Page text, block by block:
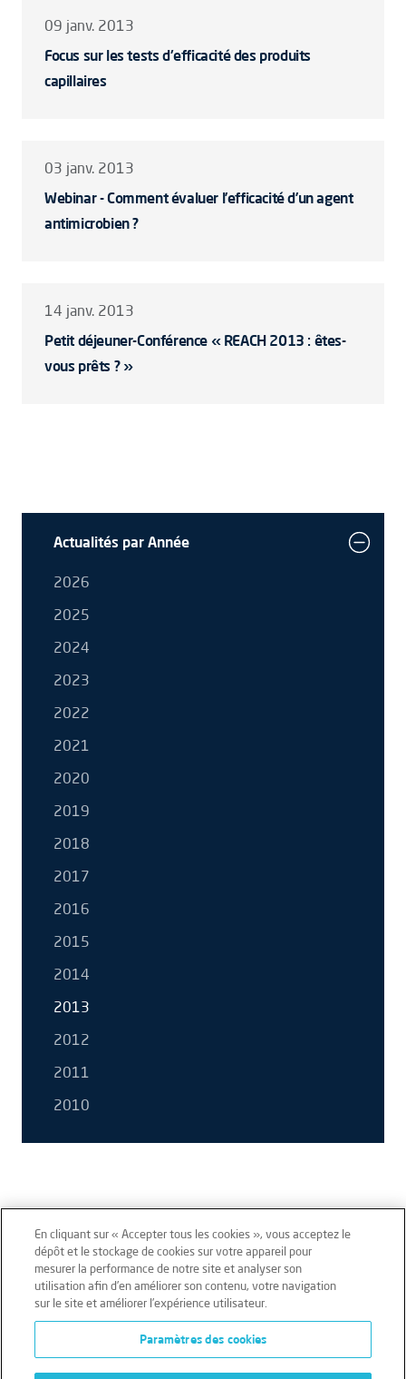
09 janv. 2013
Focus sur les tests d'efficacité des produits
capillaires
03 janv. 2013
Webinar - Comment évaluer l’efficacité d’un agent
antimicrobien ?
14 janv. 2013
Petit déjeuner-Conférence « REACH 2013 : êtes-
vous prêts ? »
Actualités par Année
2026
2025
2024
2023
2022
2021
2020
2019
2018
2017
2016
2015
2014
2013
2012
2011
2010
Mentions légales
Conditions générales
Données personnelles
Données personnelles – Volontaires
Cookies
En cliquant sur « Accepter tous les cookies », vous acceptez le
dépôt et le stockage de cookies sur votre appareil pour
mesurer la performance de notre site et analyser son
utilisation afin d’en améliorer son contenu, votre navigation
sur le site et améliorer l’expérience utilisateur.
Paramètres des cookies